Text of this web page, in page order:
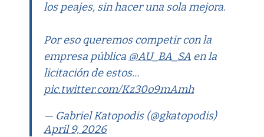
los peajes, sin hacer una sola mejora.
Por eso queremos competir con la
empresa pública @AU_BA_SA en la
licitación de estos…
pic.twitter.com/Kz30o9mAmh
— Gabriel Katopodis (@gkatopodis)
April 9, 2026